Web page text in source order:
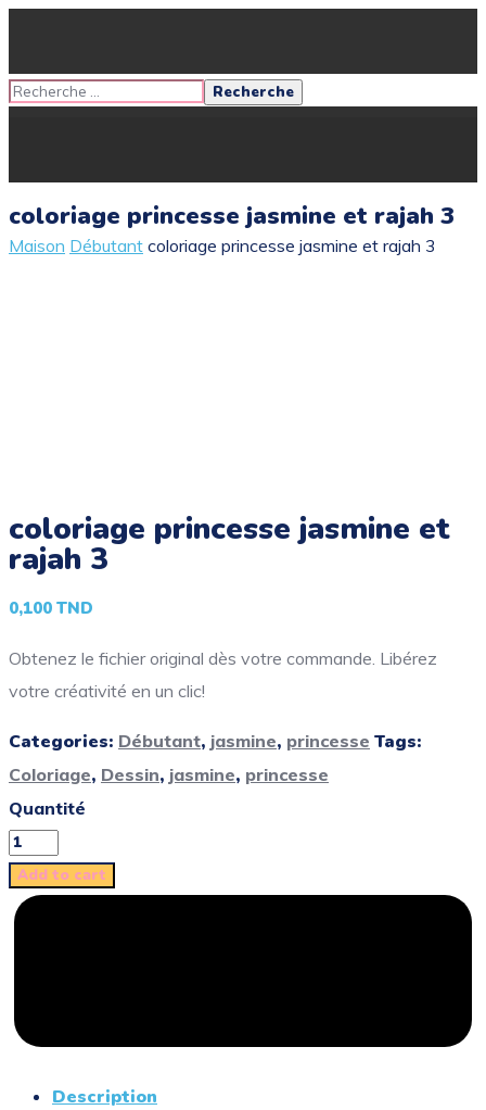
coloriage princesse jasmine et rajah 3
Maison Débutant coloriage princesse jasmine et rajah 3
coloriage princesse jasmine et
rajah 3
0,100 TND
Obtenez le fichier original dès votre commande. Libérez
votre créativité en un clic!
Categories: Débutant, jasmine, princesse Tags:
Coloriage, Dessin, jasmine, princesse
Quantité
Add to cart
Description